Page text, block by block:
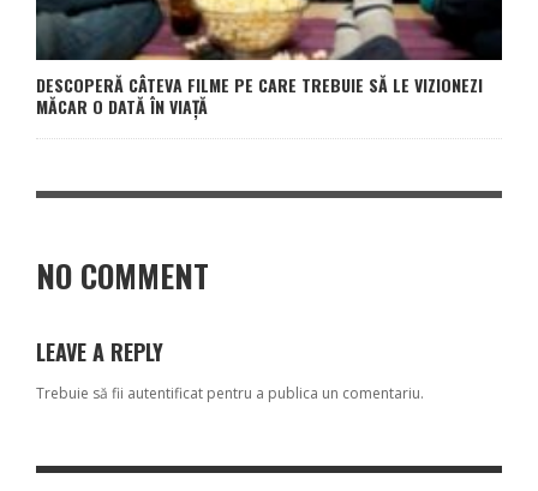
DESCOPERĂ CÂTEVA FILME PE CARE TREBUIE SĂ LE VIZIONEZI
MĂCAR O DATĂ ÎN VIAȚĂ
NO COMMENT
LEAVE A REPLY
Trebuie să fii autentificat pentru a publica un comentariu.